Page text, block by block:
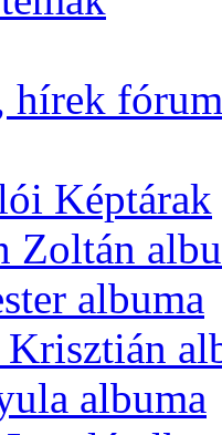
hírek
Képtárak
Zoltán
albuma
albuma